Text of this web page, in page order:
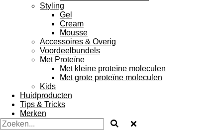
Styling
Gel
Cream
Mousse
Accessoires & Overig
Voordeelbundels
Met Proteïne
Met kleine proteïne moleculen
Met grote proteïne moleculen
Kids
Huidproducten
Tips & Tricks
Merken